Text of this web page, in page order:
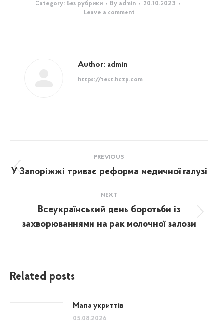
Category: Без рубрики By admin
20.10.2023
Leave a comment
Author: admin
https://test.hczp.com
navigation
PREVIOUS
Previous
У Запоріжжі триває реформа медичної галузі
NEXT
post:
Всеукраїнський день боротьби із
захворюваннями на рак молочної залози
Related posts
Мапа укриттів
05.08.2026